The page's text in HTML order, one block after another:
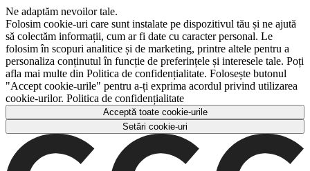
Ne adaptăm nevoilor tale.
Folosim cookie-uri care sunt instalate pe dispozitivul tău și ne ajută
să colectăm informații, cum ar fi date cu caracter personal. Le
folosim în scopuri analitice și de marketing, printre altele pentru a
personaliza conținutul în funcție de preferințele și interesele tale. Poți
afla mai multe din Politica de confidențialitate. Folosește butonul
"Accept cookie-urile" pentru a-ți exprima acordul privind utilizarea
cookie-urilor. Politica de confidențialitate
Acceptă toate cookie-urile
Setări cookie-uri